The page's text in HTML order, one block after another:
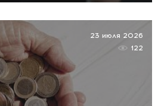
23 июля 2026
122